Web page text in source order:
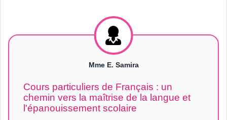
Mme E. Samira
Cours particuliers de Français : un
chemin vers la maîtrise de la langue et
l'épanouissement scolaire